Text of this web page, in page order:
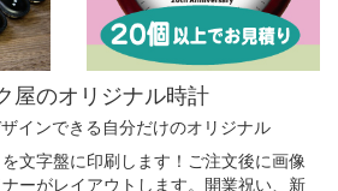
屋のオリジナル時計
インできる自分だけのオリジナル
文字盤に印刷します！ご注文後に画像
ーがレイアウトします。開業祝い、新